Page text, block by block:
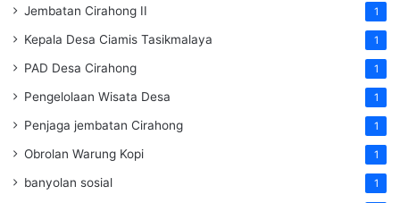
Jembatan Cirahong II 1
Kepala Desa Ciamis Tasikmalaya 1
PAD Desa Cirahong 1
Pengelolaan Wisata Desa 1
Penjaga jembatan Cirahong 1
Obrolan Warung Kopi 1
banyolan sosial 1